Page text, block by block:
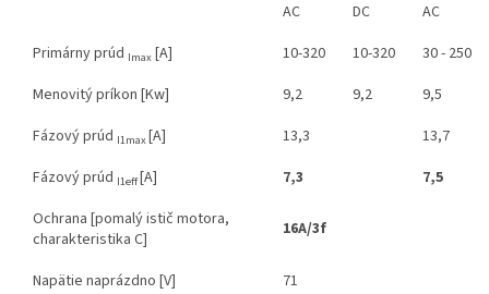
AC
DC
AC
Primárny prúd Imax [A] 10-320 10-320
30 - 250
Menovitý príkon [Kw]
9,2 9,2
9,5
Fázový prúd I1max[A] 13,3
13,7
Fázový prúd I1eff[A] 7,3
7,5
Ochrana [pomalý istič motora,
charakteristika C]
16A/3f
Napätie naprázdno [V]
71